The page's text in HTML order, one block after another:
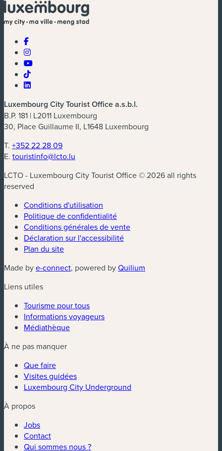
Luxembourg City Tourist Office a.s.b.l.
B.P. 181 | L2011 Luxembourg
30, Place Guillaume II, L1648 Luxembourg
T. +352 22 28 09
E. touristinfo@lcto.lu
LCTO - Luxembourg City Tourist Office © 2026 all rights
reserved
Conditions d'utilisation
Politique de confidentialité
Conditions générales de vente
Déclaration sur l'accessibilité
Plan du site
Made bye-connect(nouvelle fenêtre)
, powered byQuilium
Liens utiles
Tourisme pour tous
Informations voyageurs
Médiathèque
À ne pas manquer
Que faire
Visites guidées
Luxembourg City Underground
À propos
Jobs
Contact
Qui sommes nous ?